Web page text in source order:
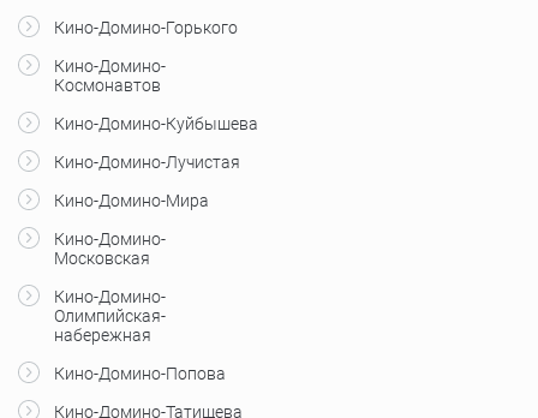
Кино-Домино-Горького
Кино-Домино-
Космонавтов
Кино-Домино-Куйбышева
Кино-Домино-Лучистая
Кино-Домино-Мира
Кино-Домино-
Московская
Кино-Домино-
Олимпийская-
набережная
Кино-Домино-Попова
Кино-Домино-Татищева